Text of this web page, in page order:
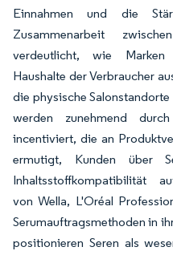
Einnahmen und die
Zusammenarbeit
verdeutlicht, wie Marken
Haushalte der Verbraucher
die physische
werden zunehmend
incentiviert, die an
ermutigt, Kunden über
Inhaltsstoffkompatibilität
von Wella, L'Oréal
Serumauftragsmethoden in
positionieren Seren als